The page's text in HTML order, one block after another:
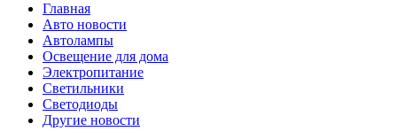
Главная
Авто новости
Автолампы
Освещение для дома
Электропитание
Светильники
Светодиоды
Другие новости